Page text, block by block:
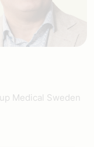
Medical Sweden